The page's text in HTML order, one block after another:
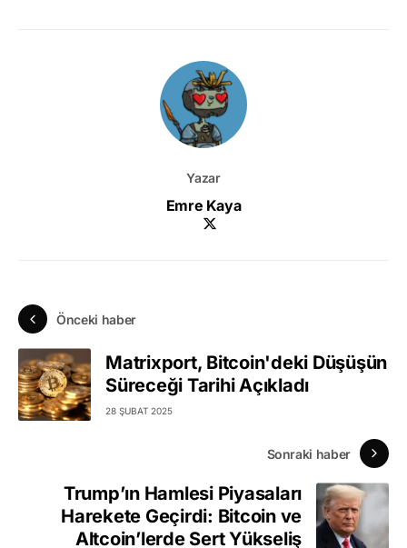
Yazar
Emre Kaya
Önceki haber
Matrixport, Bitcoin'deki Düşüşün
Süreceği Tarihi Açıkladı
28 ŞUBAT 2025
Sonraki haber
Trump’ın Hamlesi Piyasaları
Harekete Geçirdi: Bitcoin ve
Altcoin’lerde Sert Yükseliş